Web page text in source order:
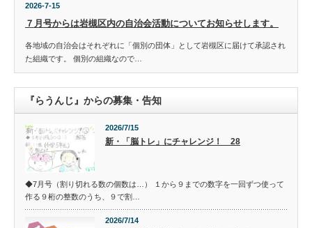
2026-7-15
７月号からは岩槻区内の自治会活動についてお知らせします。
各地域の自治会はそれぞれに「個別の団体」として岩槻区に届けて承認され
た組織です。 個別の組織なので…
『らうんじ』からの募集・告知
2026/7/15
新・「脳トレ」にチャレンジ！ 28
◆7月号（割り切れる数の個数は…） １から９までの数字を一回ずつ使って
作る９桁の整数のうち、９で割…
2026/7/14